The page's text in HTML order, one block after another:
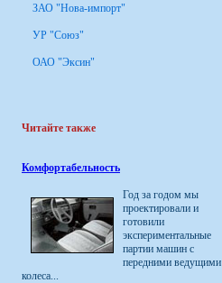
ЗАО "Нова-импорт"
УР "Союз"
ОАО "Эксин"
Читайте также
Комфортабельность
Год за годом мы
проектировали и
готовили
экспериментальные
партии машин с
передними ведущими
колеса...